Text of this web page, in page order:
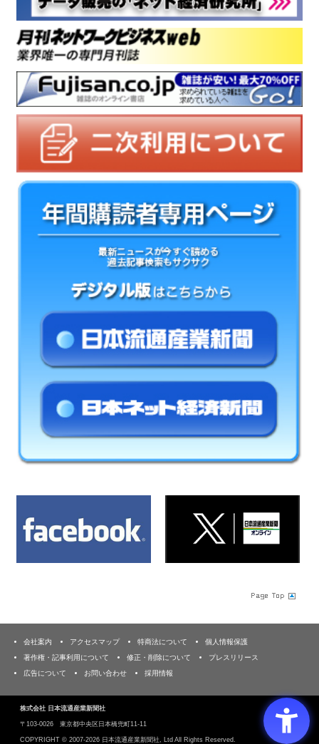
会社案内 アクセスマップ 特商法について
個人情報保護
著作権・記事利用について
修正・削除について
プレスリリース
広告について
お問い合わせ 採用情報
株式会社 日本流通産業新聞社
〒103‐0026 東京都中央区日本橋兜町11-11
COPYRIGHT © 2007-2026 日本流通産業新聞社, Ltd All Rights Reserved.